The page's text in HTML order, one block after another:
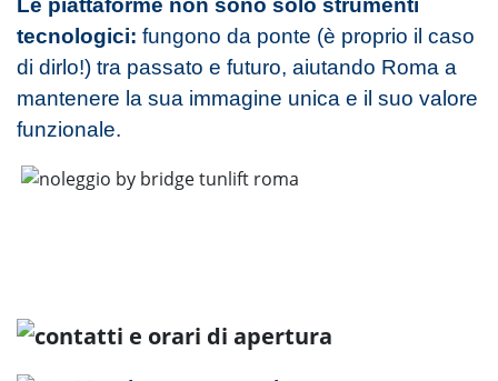
Le piattaforme non sono solo strumenti
tecnologici: fungono da ponte (è proprio il caso
di dirlo!) tra passato e futuro, aiutando Roma a
mantenere la sua immagine unica e il suo valore
funzionale.